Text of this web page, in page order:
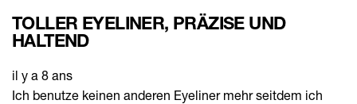
TOLLER EYELINER, PRÄZISE UND
HALTEND
il y a 8 ans
Ich benutze keinen anderen Eyeliner mehr seitdem ich